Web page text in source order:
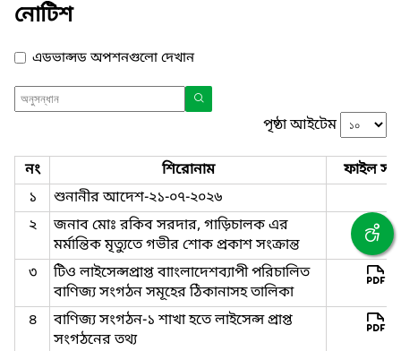
নোটিশ
এডভান্সড অপশনগুলো দেখান
পৃষ্ঠা আইটেম
নং শিরোনাম
ফাইল
১
শুনানীর আদেশ-২১-০৭-২০২৬
২
জনাব মোঃ রকিব সরদার, গাড়িচালক এর
মর্মান্তিক মৃত্যুতে গভীর শোক প্রকাশ সংক্রান্ত
৩
টিও লাইসেন্সপ্রাপ্ত বাাংলাদেশব্যাপী পরিচালিত
বাণিজ্য সংগঠন সমূহের ঠিকানাসহ তালিকা
৪
বাণিজ্য সংগঠন-১ শাখা হতে লাইসেন্স প্রাপ্ত
সংগঠনের তথ্য